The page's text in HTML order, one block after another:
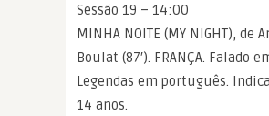
Sessão 19 – 14:00
MINHA NOITE (MY NIGHT), de
Boulat (87′). FRANÇA. Falado
Legendas em português.
14 anos.